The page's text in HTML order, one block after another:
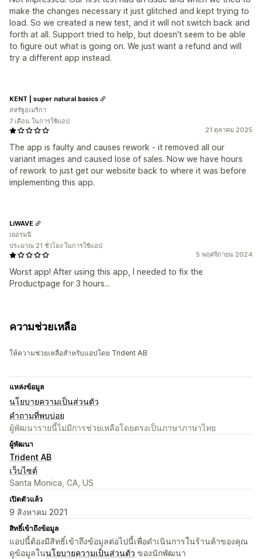
make the changes necessary it just glitched and kept trying to
load. So we created a new test, and it will not switch back and
forth at all. Support tried to help, but doesn't seem to be able
to figure out what is going on. We just want a refund and will
try a different app instead.
21 ตุลาคม 2025
The app is faulty and causes rework - it removed all our
variant images and caused lose of sales. Now we have hours
of rework to just get our website back to where it was before
implementing this app.
KENT | super natural basics
สหรัฐอเมริกา
7 เดือน ในการใช้แอป
5 พฤศจิกายน 2024
Worst app! After using this app, I needed to fix the
Productpage for 3 hours...
LiWAVE
เยอรมนี
ประมาณ 21 ชั่วโมง ในการใช้แอป
ความช่วยเหลือ
ให้ความช่วยเหลือสำหรับแอปโดย Trident AB
แหล่งข้อมูล
นโยบายความเป็นส่วนตัว
คำถามที่พบบ่อย
ผู้พัฒนารายนี้ไม่มีการช่วยเหลือโดยตรงเป็นภาษาภาษาไทย
ผู้พัฒนา
Trident AB
เว็บไซต์
Santa Monica, CA, US
เปิดตัวแล้ว
9 สิงหาคม 2021
สิทธิ์เข้าถึงข้อมูล
แอปนี้ต้องมีสิทธิ์เข้าถึงข้อมูลต่อไปนี้เพื่อดำเนินการในร้านค้าของคุณ
ดูข้อมูลในนโยบายความเป็นส่วนตัว ของนักพัฒนา